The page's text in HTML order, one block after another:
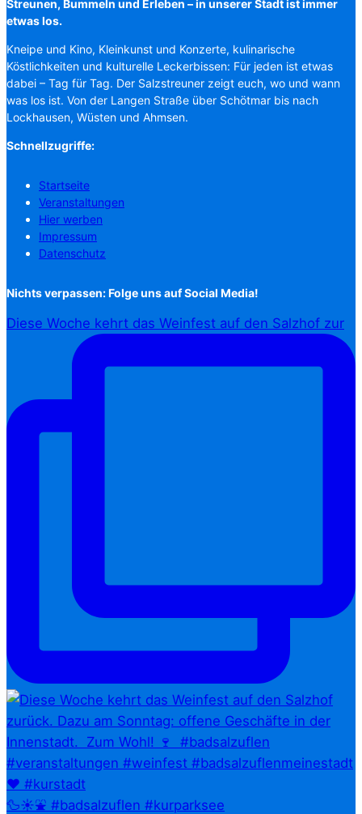
Streunen, Bummeln und Erleben – in unserer Stadt ist immer
etwas los.
Kneipe und Kino, Kleinkunst und Konzerte, kulinarische
Köstlichkeiten und kulturelle Leckerbissen: Für jeden ist etwas
dabei – Tag für Tag. Der Salzstreuner zeigt euch, wo und wann
was los ist. Von der Langen Straße über Schötmar bis nach
Lockhausen, Wüsten und Ahmsen.
Schnellzugriffe:
Startseite
Veranstaltungen
Hier werben
Impressum
Datenschutz
Nichts verpassen: Folge uns auf Social Media!
Diese Woche kehrt das Weinfest auf den Salzhof zur
🦆☀️⛲ #badsalzuflen #kurparksee